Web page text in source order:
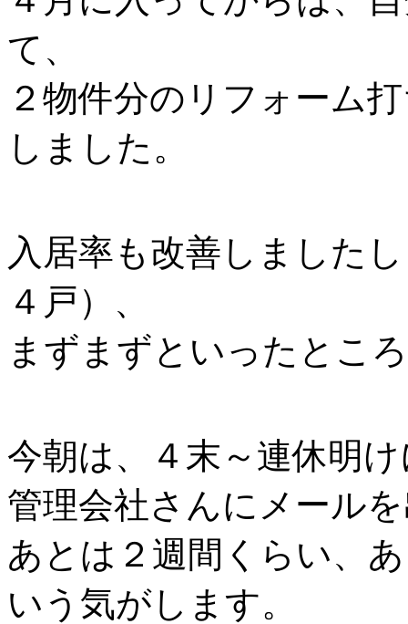
て、
２物件分のリフォーム
しました。
入居率も改善しました
４戸）、
まずまずといったとこ
今朝は、４末～連休明
管理会社さんにメール
あとは２週間くらい、
いう気がします。